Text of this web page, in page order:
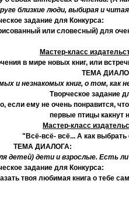
близкие люди, выбирая и
задание для Конкурса:
или словесный) для
Мастер-класс
в мире новых книг, или
ТЕМА
и незнакомых книг, о том, как
Творческое задание
если ему не очень понравится,
первые птицы какнут
Мастер-класс
"Всё-всё- всё... А как
ТЕМА ДИАЛОГА:
дети и взрослые. Есть ли
задание для Конкурса:
твоя любимая книга о тебе